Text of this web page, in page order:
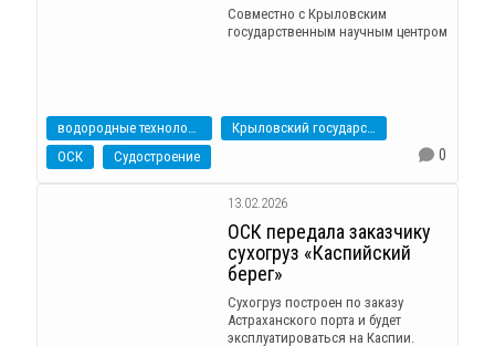
Совместно с Крыловским
государственным научным центром
водородные технологии
Крыловский государственный научный центр
ОСК
Судостроение 0
13.02.2026
ОСК передала заказчику
сухогруз «Каспийский
берег»
Сухогруз построен по заказу
Астраханского порта и будет
эксплуатироваться на Каспии.